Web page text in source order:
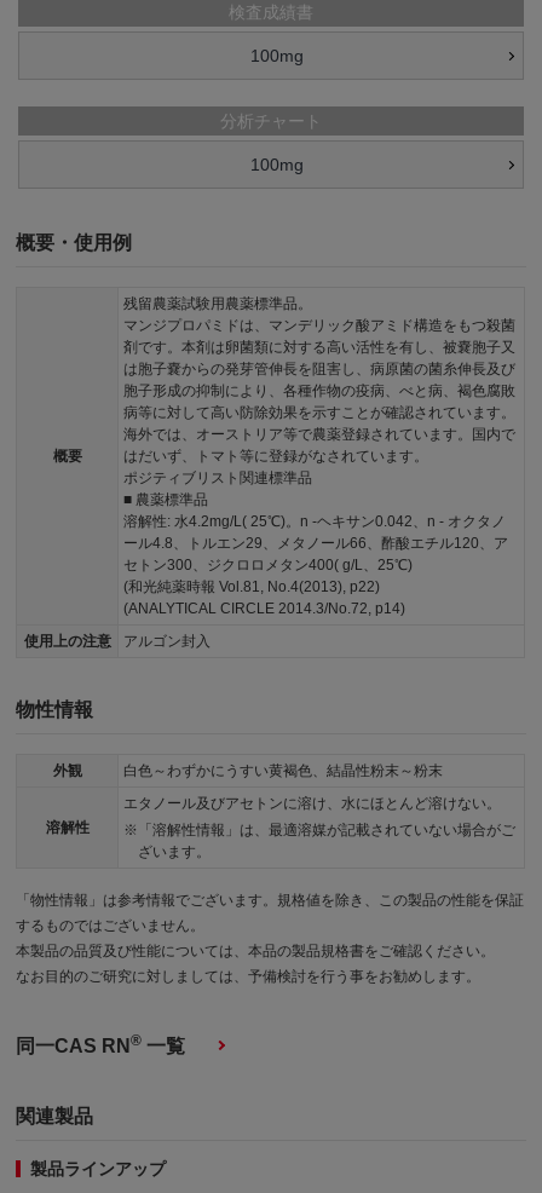
検査成績書
100mg
分析チャート
100mg
概要・使用例
概要
残留農薬試験用農薬標準品。
マンジプロパミドは、マンデリック酸アミド構造をもつ殺菌
剤です。本剤は卵菌類に対する高い活性を有し、被嚢胞子又
は胞子嚢からの発芽管伸長を阻害し、病原菌の菌糸伸長及び
胞子形成の抑制により、各種作物の疫病、べと病、褐色腐敗
病等に対して高い防除効果を示すことが確認されています。
海外では、オーストリア等で農薬登録されています。国内で
はだいず、トマト等に登録がなされています。
ポジティブリスト関連標準品
■ 農薬標準品
溶解性: 水4.2mg/L( 25℃)。n -ヘキサン0.042、n - オクタノ
ール4.8、トルエン29、メタノール66、酢酸エチル120、ア
セトン300、ジクロロメタン400( g/L、25℃)
(和光純薬時報 Vol.81, No.4(2013), p22)
(ANALYTICAL CIRCLE 2014.3/No.72, p14)
使用上の注意
アルゴン封入
物性情報
外観 白色～わずかにうすい黄褐色、結晶性粉末～粉末
溶解性
エタノール及びアセトンに溶け、水にほとんど溶けない。
「溶解性情報」は、最適溶媒が記載されていない場合がご
ざいます。
「物性情報」は参考情報でございます。規格値を除き、この製品の性能を保証
するものではございません。
本製品の品質及び性能については、本品の製品規格書をご確認ください。
なお目的のご研究に対しましては、予備検討を行う事をお勧めします。
同一CAS RN® 一覧
関連製品
製品ラインアップ